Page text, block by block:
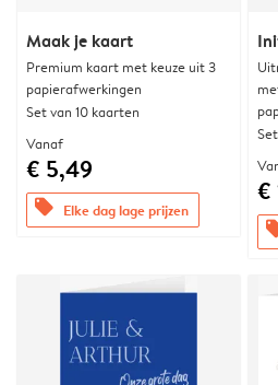
Maak je kaart
Premium kaart met keuze uit 3
papierafwerkingen
Set van 10 kaarten
Vanaf
€ 5,49
offers Elke dag lage prijzen
€